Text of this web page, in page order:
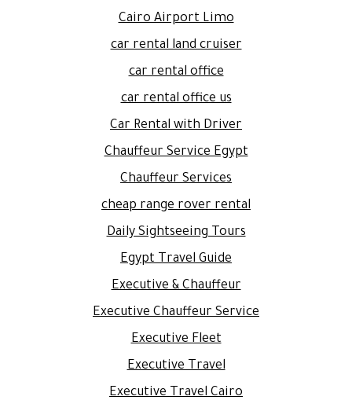
Cairo Airport Limo
car rental land cruiser
car rental office
car rental office us
Car Rental with Driver
Chauffeur Service Egypt
Chauffeur Services
cheap range rover rental
Daily Sightseeing Tours
Egypt Travel Guide
Executive & Chauffeur
Executive Chauffeur Service
Executive Fleet
Executive Travel
Executive Travel Cairo